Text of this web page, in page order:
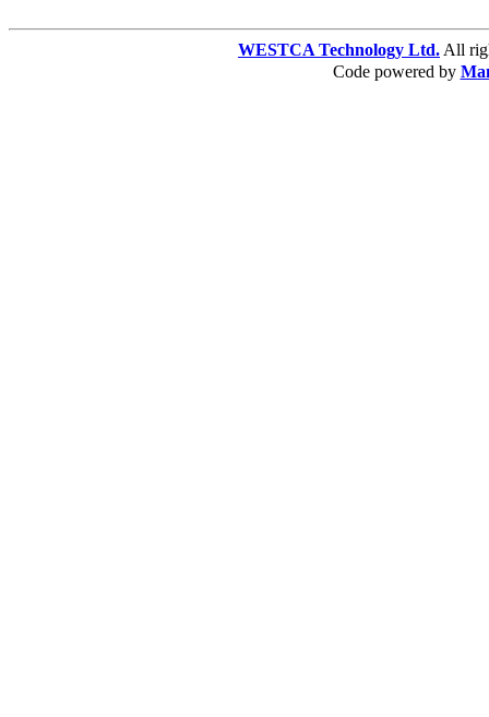
WESTCA Technology Ltd. All
Code powered by